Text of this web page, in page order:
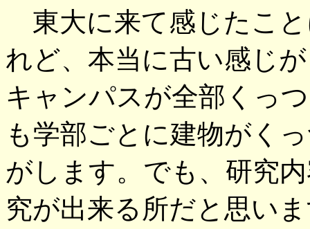
東大に来て感じたこ
れど、本当に古い感じ
キャンパスが全部くっ
も学部ごとに建物がく
がします。でも、研究
究が出来る所だと思い